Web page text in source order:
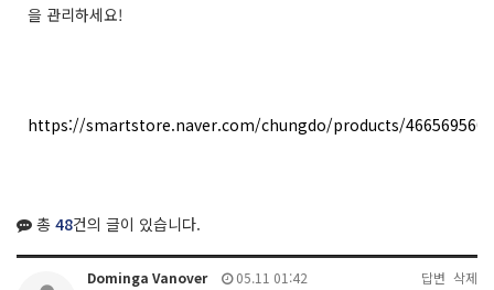
을 관리하세요!
https://smartstore.naver.com/chungdo/products/4665695609
총 48건의 글이 있습니다.
Dominga Vanover 05.11 01:42 답변 삭제